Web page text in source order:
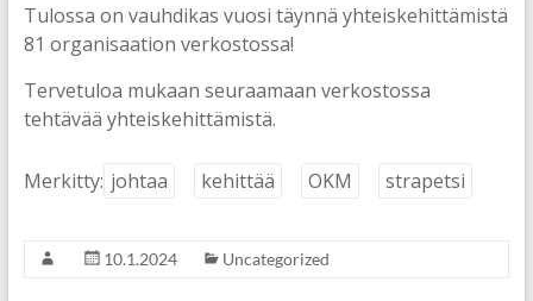
Tulossa on vauhdikas vuosi täynnä yhteiskehittämistä
81 organisaation verkostossa!
Tervetuloa mukaan seuraamaan verkostossa
tehtävää yhteiskehittämistä.
Merkitty: johtaa kehittää OKM strapetsi
10.1.2024 Uncategorized